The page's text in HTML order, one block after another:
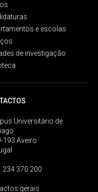
e escolas
de investigação
Universitário de
193 Aveiro
234 370 200
gerais